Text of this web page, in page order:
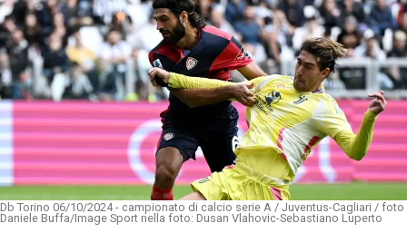
Db Torino 06/10/2024 - campionato di calcio serie A / Juventus-Cagliari / foto
Daniele Buffa/Image Sport nella foto: Dusan Vlahovic-Sebastiano Luperto